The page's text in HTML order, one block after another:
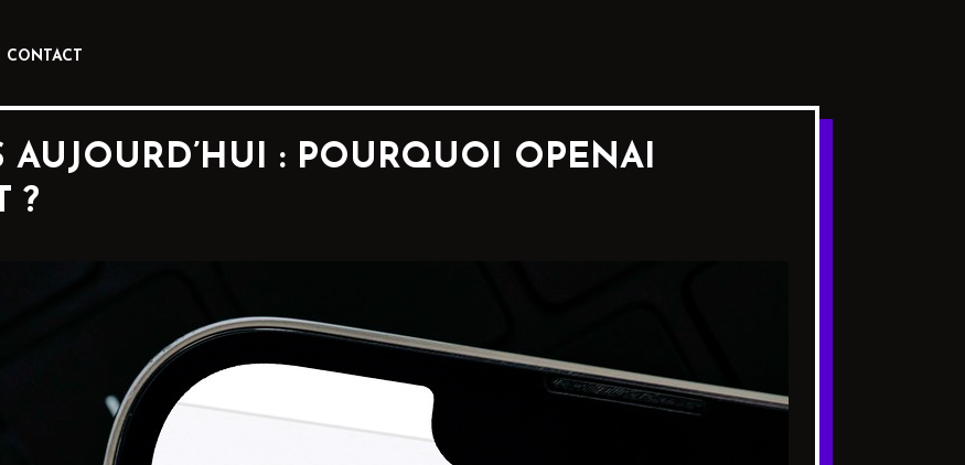
CONTACT
AUJOURD’HUI : POURQUOI OPENAI
?